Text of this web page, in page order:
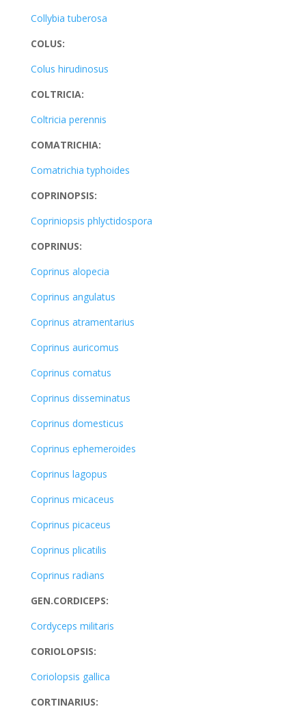
Collybia tuberosa
COLUS:
Colus hirudinosus
COLTRICIA:
Coltricia perennis
COMATRICHIA:
Comatrichia typhoides
COPRINOPSIS:
Copriniopsis phlyctidospora
COPRINUS:
Coprinus alopecia
Coprinus angulatus
Coprinus atramentarius
Coprinus auricomus
Coprinus comatus
Coprinus disseminatus
Coprinus domesticus
Coprinus ephemeroides
Coprinus lagopus
Coprinus micaceus
Coprinus picaceus
Coprinus plicatilis
Coprinus radians
GEN.CORDICEPS:
Cordyceps militaris
CORIOLOPSIS:
Coriolopsis gallica
CORTINARIUS: